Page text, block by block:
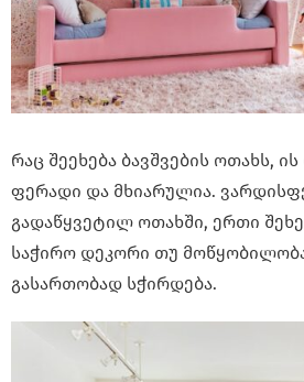
რაც შეეხება ბავშვების ოთახს,
ფერადი და მხიარულია.
გადაწყვეტილ ოთახში, ერთი
საჭირო დეკორი თუ
გასართობად სჭირდება.